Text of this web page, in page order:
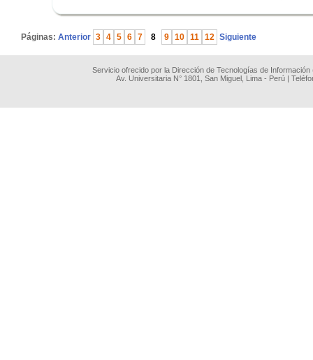
Páginas: Anterior 3 4 5 6 7 8 9 10 11 12 Siguiente
Servicio ofrecido por la Dirección de Tecnologías de
Av. Universitaria N° 1801, San Miguel, Lima - Perú |